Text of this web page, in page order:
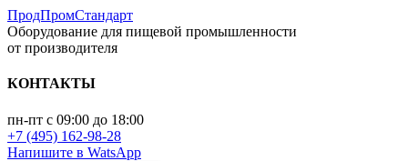
ПродПромСтандарт
Оборудование для пищевой промышленности
от производителя
КОНТАКТЫ
пн-пт с 09:00 до 18:00
+7 (495) 162-98-28
Напишите в WatsApp